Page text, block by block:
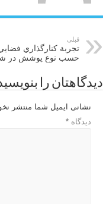
قبلی
تجربة كنارگذاري
حسب نوع پوشش در
دیدگاهتان را
نشانی ایمیل شما منتشر
دیدگاه*